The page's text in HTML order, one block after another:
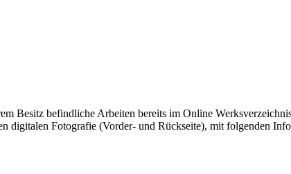
Besitz befindliche Arbeiten bereits im Online
digitalen Fotografie (Vorder- und Rückseite), mit folgenden